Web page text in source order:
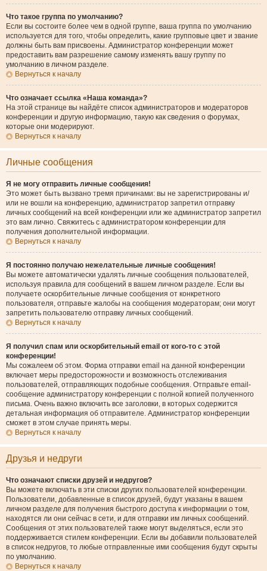
Что такое группа по умолчанию?
Если вы состоите более чем в одной группе, ваша группа по умолчанию
используется для того, чтобы определить, какие групповые цвет и звание
должны быть вам присвоены. Администратор конференции может
предоставить вам разрешение самому изменять вашу группу по
умолчанию в личном разделе.
Вернуться к началу
Что означает ссылка «Наша команда»?
На этой странице вы найдёте список администраторов и модераторов
конференции и другую информацию, такую как сведения о форумах,
которые они модерируют.
Вернуться к началу
Личные сообщения
Я не могу отправить личные сообщения!
Это может быть вызвано тремя причинами: вы не зарегистрированы и/
или не вошли на конференцию, администратор запретил отправку
личных сообщений на всей конференции или же администратор запретил
это вам лично. Свяжитесь с администратором конференции для
получения дополнительной информации.
Вернуться к началу
Я постоянно получаю нежелательные личные сообщения!
Вы можете автоматически удалять личные сообщения пользователей,
используя правила для сообщений в вашем личном разделе. Если вы
получаете оскорбительные личные сообщения от конкретного
пользователя, отправьте жалобы на сообщения модераторам; они могут
запретить пользователю отправку личных сообщений.
Вернуться к началу
Я получил спам или оскорбительный email от кого-то с этой
конференции!
Мы сожалеем об этом. Форма отправки email на данной конференции
включает меры предосторожности и возможность отслеживания
пользователей, отправляющих подобные сообщения. Отправьте email-
сообщение администратору конференции с полной копией полученного
письма. Очень важно включить все заголовки, в которых содержится
детальная информация об отправителе. Администратор конференции
сможет в этом случае принять меры.
Вернуться к началу
Друзья и недруги
Что означают списки друзей и недругов?
Вы можете включать в эти списки других пользователей конференции.
Пользователи, добавленные в список друзей, будут указаны в вашем
личном разделе для получения быстрого доступа к информации о том,
находятся ли они сейчас в сети, и для отправки им личных сообщений.
Сообщения от этих пользователей также могут выделяться, если это
поддерживается стилем конференции. Если вы добавили пользователей
в список недругов, то любые отправленные ими сообщения будут скрыты
по умолчанию.
Вернуться к началу